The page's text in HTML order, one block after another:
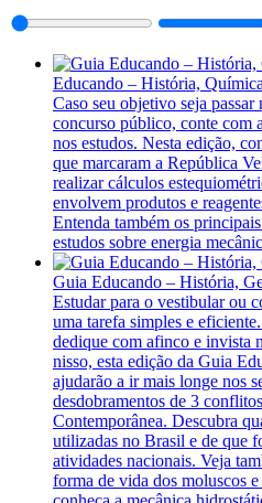
Educando – História,
Caso seu objetivo seja
concurso público, conte com
nos estudos. Nesta edição,
que marcaram a República
realizar cálculos
envolvem produtos e
Entenda também os
estudos sobre energia
Guia Educando – História,
Estudar para o vestibular ou
uma tarefa simples e
dedique com afinco e invista
nisso, esta edição da Guia
ajudarão a ir mais longe nos
desdobramentos de 3
Contemporânea. Descubra
utilizadas no Brasil e de que
atividades nacionais. Veja
forma de vida dos moluscos